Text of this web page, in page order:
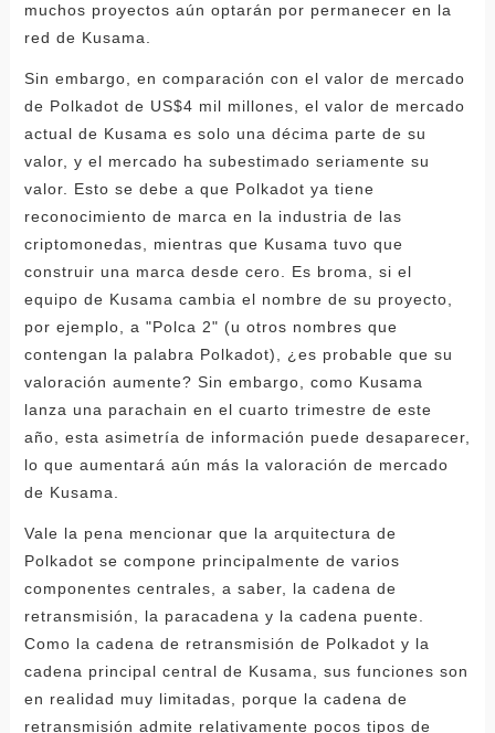
muchos proyectos aún optarán por permanecer en la
red de Kusama.
Sin embargo, en comparación con el valor de mercado
de Polkadot de US$4 mil millones, el valor de mercado
actual de Kusama es solo una décima parte de su
valor, y el mercado ha subestimado seriamente su
valor. Esto se debe a que Polkadot ya tiene
reconocimiento de marca en la industria de las
criptomonedas, mientras que Kusama tuvo que
construir una marca desde cero. Es broma, si el
equipo de Kusama cambia el nombre de su proyecto,
por ejemplo, a "Polca 2" (u otros nombres que
contengan la palabra Polkadot), ¿es probable que su
valoración aumente? Sin embargo, como Kusama
lanza una parachain en el cuarto trimestre de este
año, esta asimetría de información puede desaparecer,
lo que aumentará aún más la valoración de mercado
de Kusama.
Vale la pena mencionar que la arquitectura de
Polkadot se compone principalmente de varios
componentes centrales, a saber, la cadena de
retransmisión, la paracadena y la cadena puente.
Como la cadena de retransmisión de Polkadot y la
cadena principal central de Kusama, sus funciones son
en realidad muy limitadas, porque la cadena de
retransmisión admite relativamente pocos tipos de